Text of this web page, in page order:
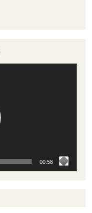
00:58